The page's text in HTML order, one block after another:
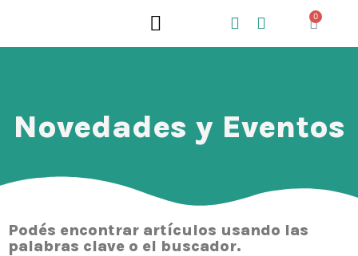
0
Novedades y Eventos
Podés encontrar artículos usando las
palabras clave o el buscador.